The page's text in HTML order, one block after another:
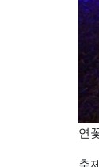
연